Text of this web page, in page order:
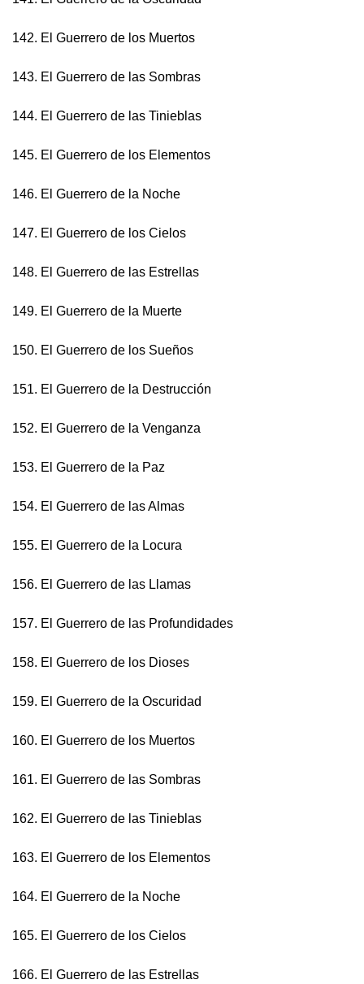
142. El Guerrero de los Muertos
143. El Guerrero de las Sombras
144. El Guerrero de las Tinieblas
145. El Guerrero de los Elementos
146. El Guerrero de la Noche
147. El Guerrero de los Cielos
148. El Guerrero de las Estrellas
149. El Guerrero de la Muerte
150. El Guerrero de los Sueños
151. El Guerrero de la Destrucción
152. El Guerrero de la Venganza
153. El Guerrero de la Paz
154. El Guerrero de las Almas
155. El Guerrero de la Locura
156. El Guerrero de las Llamas
157. El Guerrero de las Profundidades
158. El Guerrero de los Dioses
159. El Guerrero de la Oscuridad
160. El Guerrero de los Muertos
161. El Guerrero de las Sombras
162. El Guerrero de las Tinieblas
163. El Guerrero de los Elementos
164. El Guerrero de la Noche
165. El Guerrero de los Cielos
166. El Guerrero de las Estrellas